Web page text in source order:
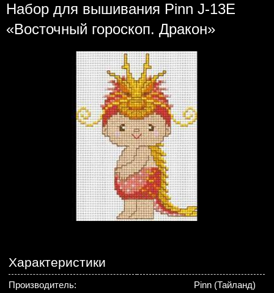
Набор для вышивания Pinn J-13E
«Восточный гороскоп. Дракон»
Характеристики
Производитель: Pinn (Тайланд)